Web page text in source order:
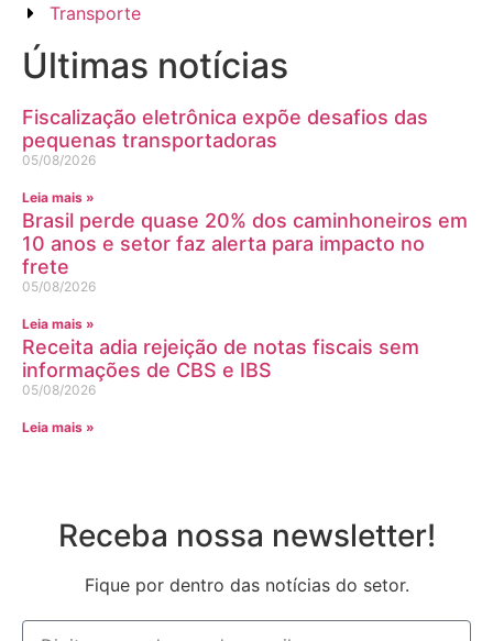
Transporte
Últimas notícias
Fiscalização eletrônica expõe desafios das
pequenas transportadoras
05/08/2026
Leia mais »
Brasil perde quase 20% dos caminhoneiros em
10 anos e setor faz alerta para impacto no
frete
05/08/2026
Leia mais »
Receita adia rejeição de notas fiscais sem
informações de CBS e IBS
05/08/2026
Leia mais »
Receba nossa newsletter!
Fique por dentro das notícias do setor.